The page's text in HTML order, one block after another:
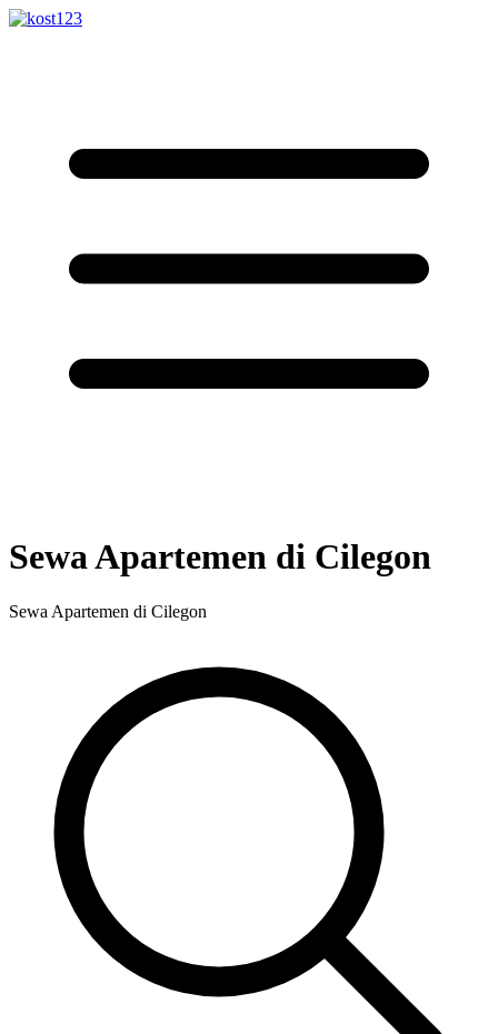
Sewa Apartemen di Cilegon
Sewa Apartemen di Cilegon